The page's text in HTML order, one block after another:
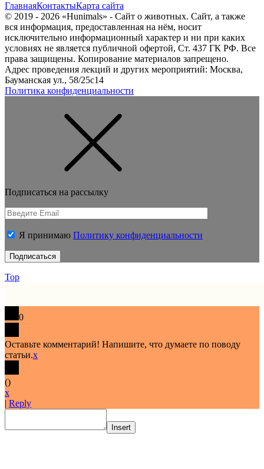
ГлавнаяКонтактыКарта сайта
© 2019 - 2026 «Hunimals» - Сайт о животных. Сайт, а также
вся информация, предоставленная на нём, носит
исключительно информационный характер и ни при каких
условиях не является публичной офертой, Ст. 437 ГК РФ. Все
права защищены. Копирование материалов запрещено.
Адрес проведения лекций и других мероприятий: Москва,
Бауманская ул., 58/25с14
Политика конфиденциальности
Подписаться на рассылку
Я принимаю Политику конфиденциальности
Top
0
Оставьте комментарий! Напишите, что думаете по поводу
статьи.x
()
x
| Reply
Insert